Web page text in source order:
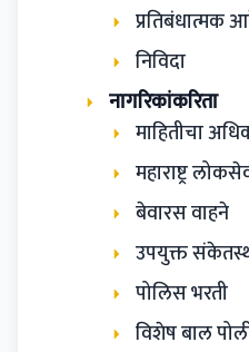
प्रतिबंधात्मक
निविदा
नागरिकांकरिता
माहितीचा
महाराष्ट्र
बेवारस वाहने
उपयुक्त
पोलिस भरती
विशेष बाल